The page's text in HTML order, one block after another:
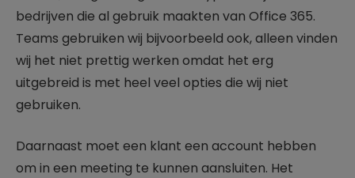
bedrijven die al gebruik maakten van Office 365.
Teams gebruiken wij bijvoorbeeld ook, alleen vinden
wij het niet prettig werken omdat het erg
uitgebreid is met heel veel opties die wij niet
gebruiken.
Daarnaast moet een klant een account hebben
om in een meeting te kunnen aansluiten. Het